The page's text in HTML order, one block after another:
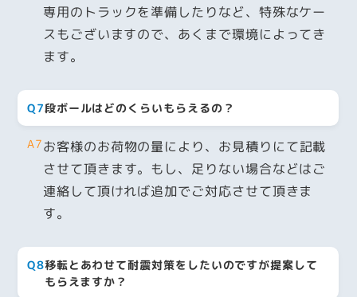
専用のトラックを準備したりなど、特殊なケー
スもございますので、あくまで環境によってき
ます。
Q7段ボールはどのくらいもらえるの？
A7お客様のお荷物の量により、お見積りにて記載
させて頂きます。もし、足りない場合などはご
連絡して頂ければ追加でご対応させて頂きま
す。
Q8移転とあわせて耐震対策をしたいのですが提案して
もらえますか？